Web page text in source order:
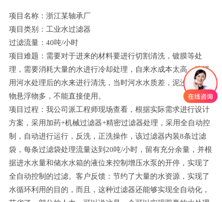
项目名称：浙江某轴承厂
项目类别：工业水过滤器
过滤流量：40吨/小时
项目难题：需要对于进来的材料要进行切割清洗，镀膜等处
理，需要消耗大量的水进行冷却处理，自来水成本太高，选择
用河水处理后的水来进行清洗，当时河水水质差，泥沙，有机
物悬浮物多，不能直接使用。
项目过程：我公司派工程师现场查看，根据实际需求进行设计
方案，采用加药+机械过滤器+精密过滤器处理，采用全自动控
制，自动进行运行，反洗，正洗操作，该过滤器内装8条过滤
袋，每条过滤袋处理流量达到20吨/小时，留有充分余量，并根
据进水水量和储水水箱的液位来控制增压水泵的开停，实现了
全自动控制的过滤。客户反馈：节约了大量的水资源，实现了
水循环利用的目的，而且，这种过滤器还能够实现全自动化，